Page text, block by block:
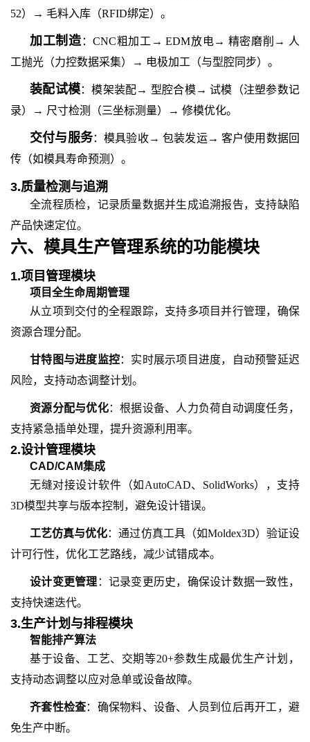
52）→ 毛料入库（RFID绑定）。
加工制造 ：CNC粗加工→ EDM放电→ 精密磨削→ 人
工抛光（力控数据采集）→ 电极加工（与型腔同步）。
装配试模：模架装配→ 型腔合模→ 试模（注塑参数记
录）→ 尺寸检测（三坐标测量）→ 修模优化。
交付与服务：模具验收→ 包装发运→ 客户使用数据回
传（如模具寿命预测）。
3.质量检测与追溯
全流程质检，记录质量数据并生成追溯报告，支持缺陷
产品快速定位。
六、 模具生产管理系统的功能模块
1.项目管理模块
项目全生命周期管理
从立项到交付的全程跟踪，支持多项目并行管理，确保
资源合理分配。
甘特图与进度监控：实时展示项目进度，自动预警延迟
风险，支持动态调整计划。
资源分配与优化：根据设备、人力负荷自动调度任务，
支持紧急插单处理，提升资源利用率。
2.设计管理模块
CAD/CAM集成
无缝对接设计软件（如AutoCAD、SolidWorks），支持
3D模型共享与版本控制，避免设计错误。
工艺仿真与优化：通过仿真工具（如Moldex3D）验证设
计可行性，优化工艺路线，减少试错成本。
设计变更管理 ：记录变更历史，确保设计数据一致性，
支持快速迭代。
3.生产计划与排程模块
智能排产算法
基于设备、工艺、交期等20+参数生成最优生产计划，
支持动态调整以应对急单或设备故障。
齐套性检查：确保物料、设备、人员到位后再开工，避
免生产中断。